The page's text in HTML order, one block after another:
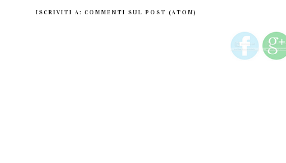
ISCRIVITI A: COMMENTI SUL POST (ATOM)